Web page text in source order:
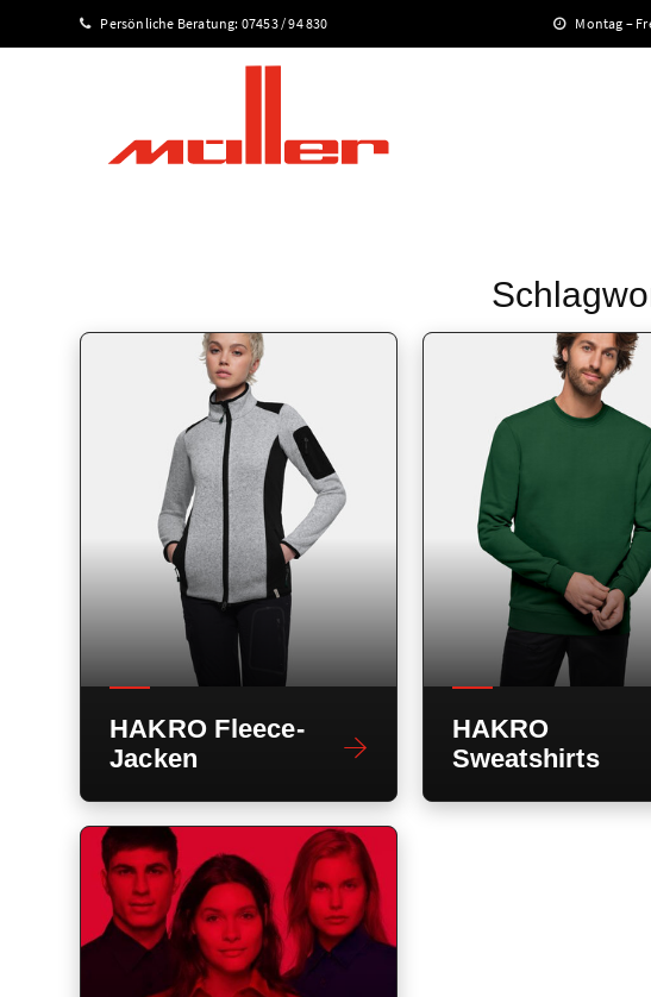
Persönliche Beratung: 07453 / 94 830 Montag –
HAKRO Fleece-
Jacken
HAKRO
Sweatshirts